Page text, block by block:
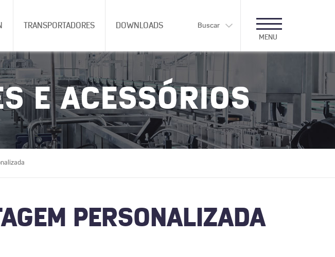
TRANSPORTADORES DOWNLOADS
Buscar
MENU
E ACESSÓRIOS
PERSONALIZADA